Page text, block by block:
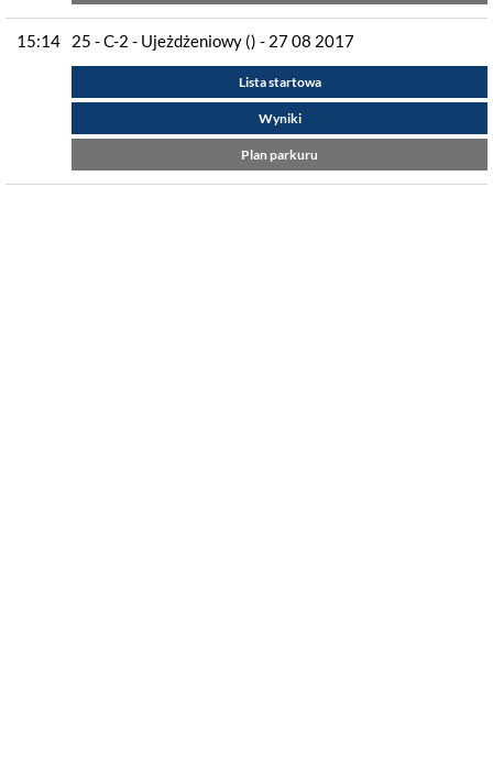
15:14 25 - C-2 - Ujeżdżeniowy () - 27 08 2017
Lista startowa
Wyniki
Plan parkuru